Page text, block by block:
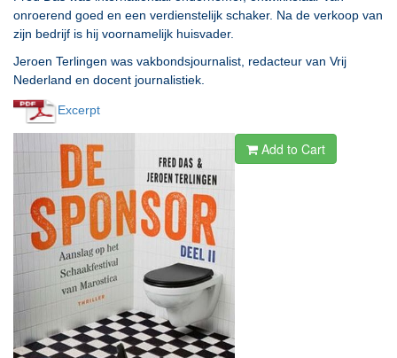
onroerend goed en een verdienstelijk schaker. Na de verkoop van
zijn bedrijf is hij voornamelijk huisvader.
Jeroen Terlingen was vakbondsjournalist, redacteur van Vrij
Nederland en docent journalistiek.
Excerpt
Add to Cart